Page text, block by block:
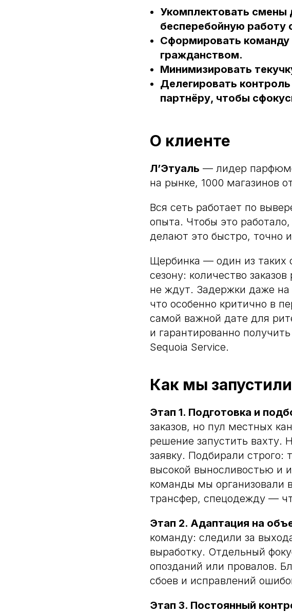
Укомплектовать смены
бесперебойную работу
Сформировать команду
гражданством.
Минимизировать
Делегировать
партнёру, чтобы
О клиенте
Л’Этуаль — лидер
на рынке, 1000 магазинов
Вся сеть работает по
опыта. Чтобы это
делают это быстро, точно
Щербинка — один из таких
сезону: количество
не ждут. Задержки даже на
что особенно критично в
самой важной дате для
и гарантированно
Sequoia Service.
Как мы
Этап 1. Подготовка и
заказов, но пул местных
решение запустить вахту.
заявку. Подбирали
высокой выносливостью и
команды мы организовали
трансфер, спецодежду —
Этап 2. Адаптация на
команду: следили за
выработку. Отдельный
опозданий или провалов.
сбоев и исправлений
Этап 3. Постоянный